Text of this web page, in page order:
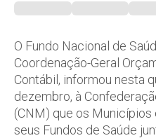
O Fundo Nacional de
Coordenação-Geral
Contábil, informou nesta
dezembro, à
(CNM) que os
seus Fundos de Saúde